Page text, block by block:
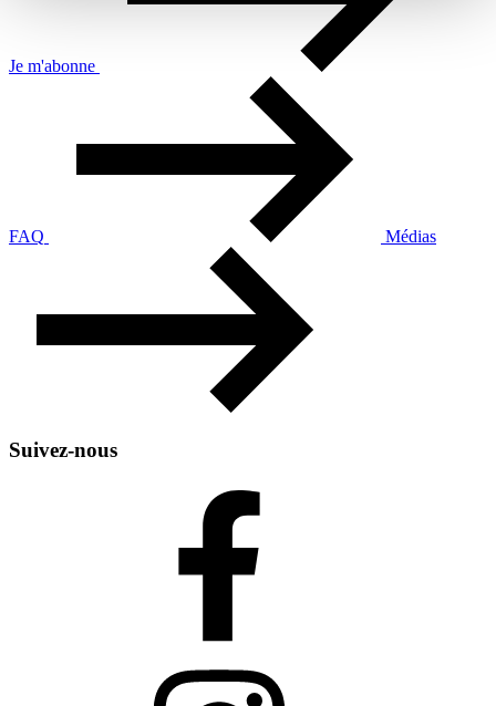
Je m'abonne
FAQ Médias
Suivez-nous